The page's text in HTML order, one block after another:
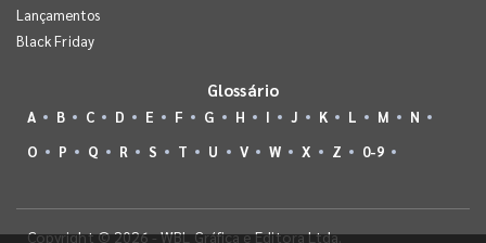
Lançamentos
Black Friday
Glossário
A B C D E F G H I J K L M
N
O
P Q R S T U V W X Z 0-9
Copyright © 2026 - WBL Gráfica e Editora Ltda.